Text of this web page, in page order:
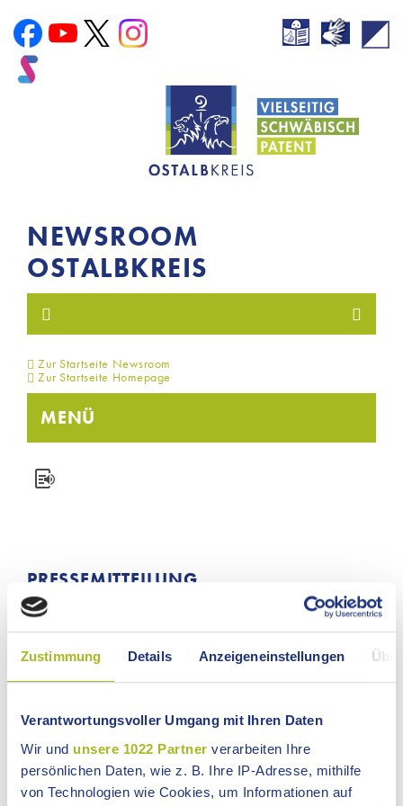
Zustimmung Details Anzeigeneinstellungen
Verantwortungsvoller Umgang mit Ihren Daten
Wir und unsere 1022 Partner verarbeiten Ihre
persönlichen Daten, wie z. B. Ihre IP-Adresse, mithilfe
von Technologien wie Cookies, um Informationen auf
NEWSROOM
OSTALBKREIS
Zur Startseite Newsroom
Zur Startseite Homepage
MENÜ
PRESSEMITTEILUNG
Nr. 156 vom 14.04.2026
Vom Turm zum Tor – Leben am Limes
Schaaf führen und nicht Markus Schmid.
Anmeldung erforderlich unter Tel. 07961
8786195 oder per E-Mail an
expeditiogermanica[at]web.de